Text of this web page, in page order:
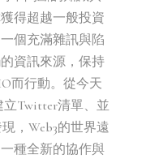
得超越一般投資
個充滿雜訊與陷
資訊來源，保持
而行動。從今天
立Twitter清單、並
，Web3的世界遠
種全新的協作與